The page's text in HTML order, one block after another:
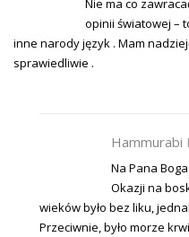
Nie ma co
opinii światowej –
inne narody język . Mam
sprawiedliwie .
Hammurabi
Na Pana
Okazji na
wieków było bez liku,
Przeciwnie, było morze